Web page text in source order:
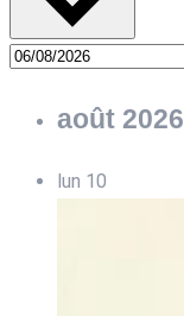
août 2026
lun 10